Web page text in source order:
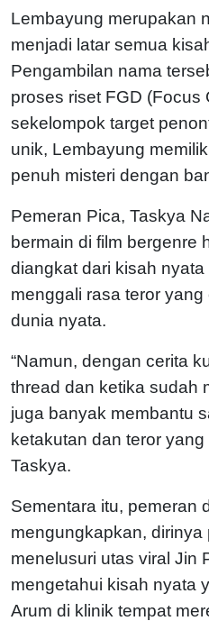
Lembayung merupakan
menjadi latar semua
Pengambilan nama
proses riset FGD (Focus
sekelompok target
unik, Lembayung
penuh misteri dengan
Pemeran Pica, Taskya
bermain di film bergenre
diangkat dari kisah
menggali rasa teror
dunia nyata.
“Namun, dengan cerita
thread dan ketika sudah
juga banyak membantu
ketakutan dan teror yang
Taskya.
Sementara itu, pemeran
mengungkapkan, dirinya
menelusuri utas viral Jin
mengetahui kisah nyata
Arum di klinik tempat